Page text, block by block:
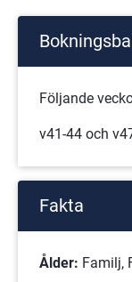
Följande
v41-44 och
Fakta
Ålder: Familj,